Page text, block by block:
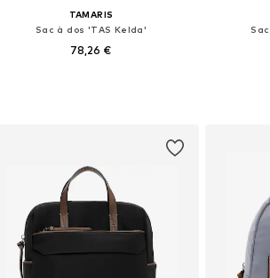
TAMARIS
Sac à dos 'TAS Kelda'
78,26 €